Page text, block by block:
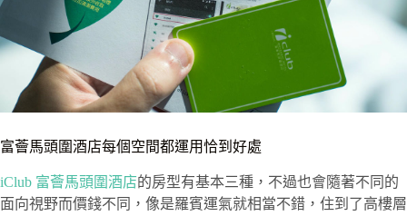
富薈馬頭圍酒店每個空間都運用恰到好處
iClub 富薈馬頭圍酒店的房型有基本三種，不過也會隨著不同的
面向視野而價錢不同，像是羅賓運氣就相當不錯，住到了高樓層